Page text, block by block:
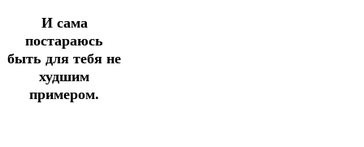
И сама
постараюсь
быть для тебя не
худшим
примером.